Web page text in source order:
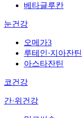
베타글루칸
눈건강
오메가3
루테인·지아잔틴
아스타잔틴
코건강
간·위건강